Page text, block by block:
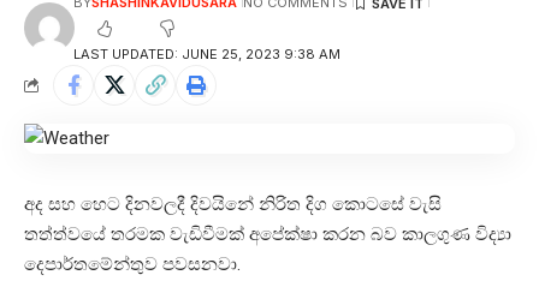
LAST UPDATED: JUNE 25, 2023 9:38 AM
අද සහ හෙට දිනවලදී දිවයිනේ නිරිත දිග කොටසේ වැසි
තත්ත්වයේ තරමක වැඩිවීමක් අපේක්ෂා කරන බව කාලගුණ විද්‍යා
දෙපාර්තමේන්තුව පවසනවා.